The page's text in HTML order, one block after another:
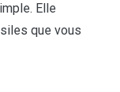
Elle
que vous